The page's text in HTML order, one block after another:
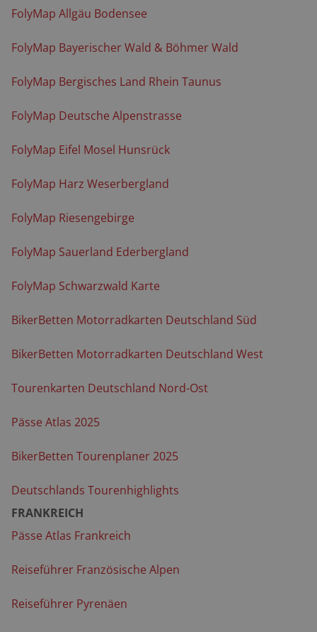
FolyMap Allgäu Bodensee
FolyMap Bayerischer Wald & Böhmer Wald
FolyMap Bergisches Land Rhein Taunus
FolyMap Deutsche Alpenstrasse
FolyMap Eifel Mosel Hunsrück
FolyMap Harz Weserbergland
FolyMap Riesengebirge
FolyMap Sauerland Ederbergland
FolyMap Schwarzwald Karte
BikerBetten Motorradkarten Deutschland Süd
BikerBetten Motorradkarten Deutschland West
Tourenkarten Deutschland Nord-Ost
Pässe Atlas 2025
BikerBetten Tourenplaner 2025
Deutschlands Tourenhighlights
FRANKREICH
Pässe Atlas Frankreich
Reiseführer Französische Alpen
Reiseführer Pyrenäen